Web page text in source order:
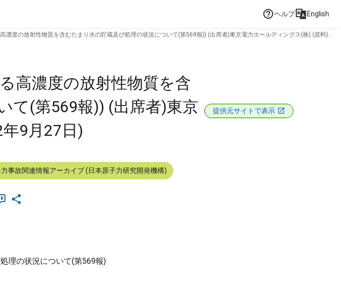
ヘルプ English
濃度の放射性物質を含むたまり水の貯蔵及び処理の状況について(第569報)) (出席者)東京電力ホールディングス(株) (資料)
高濃度の放射性物質を含
て(第569報)) (出席者)東京
9月27日)
提供元サイトで表示
事故関連情報アーカイブ (日本原子力研究開発機構)
理の状況について(第569報)